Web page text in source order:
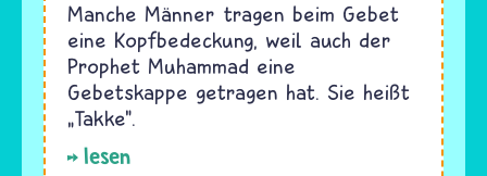
Manche Männer tragen beim Gebet
eine Kopfbedeckung, weil auch der
Prophet Muhammad eine
Gebetskappe getragen hat. Sie heißt
„Takke".
lesen